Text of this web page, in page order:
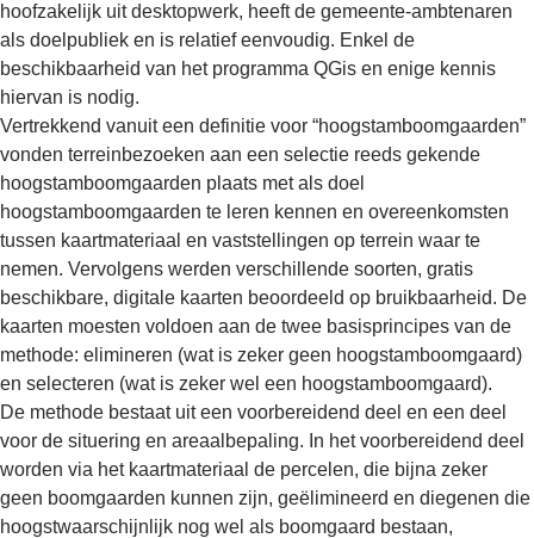
hoofzakelijk uit desktopwerk, heeft de gemeente-ambtenaren
als doelpubliek en is relatief eenvoudig. Enkel de
beschikbaarheid van het programma QGis en enige kennis
hiervan is nodig.
Vertrekkend vanuit een definitie voor “hoogstamboomgaarden”
vonden terreinbezoeken aan een selectie reeds gekende
hoogstamboomgaarden plaats met als doel
hoogstamboomgaarden te leren kennen en overeenkomsten
tussen kaartmateriaal en vaststellingen op terrein waar te
nemen. Vervolgens werden verschillende soorten, gratis
beschikbare, digitale kaarten beoordeeld op bruikbaarheid. De
kaarten moesten voldoen aan de twee basisprincipes van de
methode: elimineren (wat is zeker geen hoogstamboomgaard)
en selecteren (wat is zeker wel een hoogstamboomgaard).
De methode bestaat uit een voorbereidend deel en een deel
voor de situering en areaalbepaling. In het voorbereidend deel
worden via het kaartmateriaal de percelen, die bijna zeker
geen boomgaarden kunnen zijn, geëlimineerd en diegenen die
hoogstwaarschijnlijk nog wel als boomgaard bestaan,